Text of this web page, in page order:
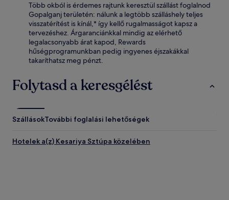
Több okból is érdemes rajtunk keresztül szállást foglalnod
Gopalganj területén: nálunk a legtöbb szálláshely teljes
visszatérítést is kínál,* így kellő rugalmasságot kapsz a
tervezéshez. Árgaranciánkkal mindig az elérhető
legalacsonyabb árat kapod, Rewards
hűségprogramunkban pedig ingyenes éjszakákkal
takaríthatsz meg pénzt.
Folytasd a keresgélést
SzállásokTovábbi foglalási lehetőségek
Hotelek a(z) Kesariya Sztúpa közelében